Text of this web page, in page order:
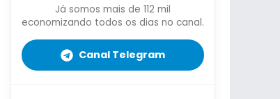
Já somos mais de 112 mil
economizando todos os dias no canal.
Canal Telegram